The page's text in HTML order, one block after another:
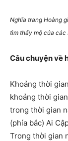
Nghĩa trang Hoàng
tìm thấy mộ của các
Câu chuyện về
Khoảng thời
khoảng thời
trong thời gian
(phía bắc) Ai
Trong thời gian